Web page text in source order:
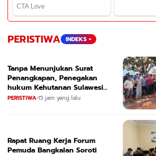
PERISTIWA INDEKS +
Tanpa Menunjukan Surat
Penangkapan, Penegakan
hukum Kehutanan Sulawesi
Selatan Culik Petani Ladah Di
PERISTIWA•15 jam yang lalu
Rapat Ruang Kerja Forum
Pemuda Bangkalan Soroti